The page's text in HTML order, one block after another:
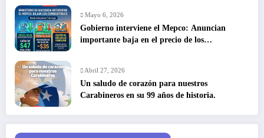
Mayo 6, 2026
Gobierno interviene el Mepco: Anuncian
importante baja en el precio de los
Abril 27, 2026
Un saludo de corazón para nuestros
Carabineros en su 99 años de historia.